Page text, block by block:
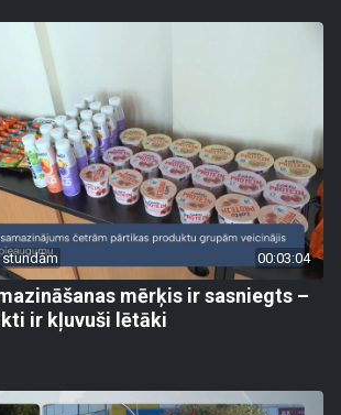
00:03:04
mērķis ir sasniegts –
ir kļuvuši lētāki